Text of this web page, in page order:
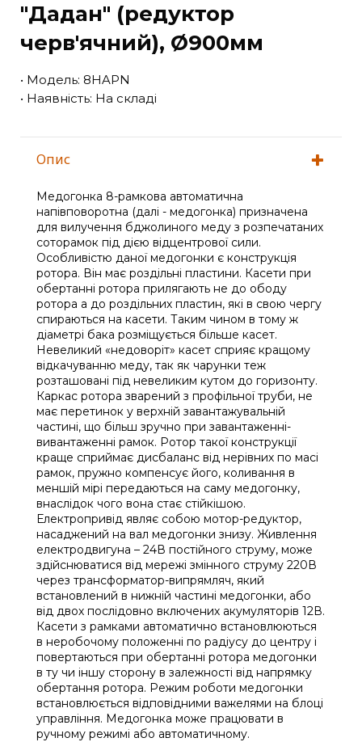
"Дадан" (редуктор
черв'ячний), Ø900мм
• Модель: 8HAPN
• Наявність: На складі
Опис
Медогонка 8-рамкова автоматична
напівповоротна (далі - медогонка) призначена
для вилучення бджолиного меду з розпечатаних
соторамок під дією відцентрової сили.
Особливістю даної медогонки є конструкція
ротора. Він має роздільні пластини. Касети при
обертанні ротора прилягають не до ободу
ротора а до роздільних пластин, які в свою чергу
спираються на касети. Таким чином в тому ж
діаметрі бака розміщується більше касет.
Невеликий «недоворіт» касет сприяє кращому
відкачуванню меду, так як чарунки теж
розташовані під невеликим кутом до горизонту.
Каркас ротора зварений з профільної труби, не
має перетинок у верхній завантажувальній
частині, що більш зручно при завантаженні-
вивантаженні рамок. Ротор такої конструкції
краще сприймає дисбаланс від нерівних по масі
рамок, пружно компенсує його, коливання в
меншій мірі передаються на саму медогонку,
внаслідок чого вона стає стійкішою.
Електропривід являє собою мотор-редуктор,
насаджений на вал медогонки знизу. Живлення
електродвигуна – 24В постійного струму, може
здійснюватися від мережі змінного струму 220В
через трансформатор-випрямляч, який
встановлений в нижній частині медогонки, або
від двох послідовно включених акумуляторів 12В.
Касети з рамками автоматично встановлюються
в неробочому положенні по радіусу до центру і
повертаються при обертанні ротора медогонки
в ту чи іншу сторону в залежності від напрямку
обертання ротора. Режим роботи медогонки
встановлюється відповідними важелями на блоці
управління. Медогонка може працювати в
ручному режимі або автоматичному.